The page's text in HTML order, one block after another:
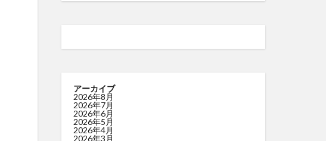
アーカイブ
2026年8月
2026年7月
2026年6月
2026年5月
2026年4月
2026年3月